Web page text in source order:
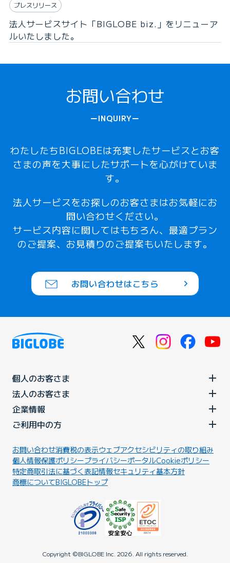
プレスリリース
法人サービスサイト「BIGLOBE biz.」をリニューア
ルいたしました。
お問い合わせ
INQUIRY
わたしたちBIGLOBEは充実したサービスとお客
さまの声を大事にしたサポートを心がけていま
す。
法人サービスをお探しのお客さまはお気軽にお
問い合わせください。
サービス内容に関してはもちろん、最適プラン
のご提案、お見積りのご提案もいたします。
お問い合わせはこちら
個人のお客さま
法人のお客さま
企業情報
ご利用中の方
お問い合わせ消費税の表示ウェブアクセシビリティの取り組み
個人情報保護ポリシープライバシーポータルCookieポリシー
特定商取引法に基づく表記情報セキュリティ基本方針
商標についてBIGLOBEトップ
Copyright ©BIGLOBE Inc. 2026. All rights reserved.